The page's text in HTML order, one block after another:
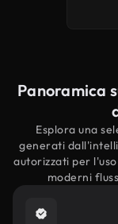
Panoramica
Esplora una
generati
autorizzati per
moderni